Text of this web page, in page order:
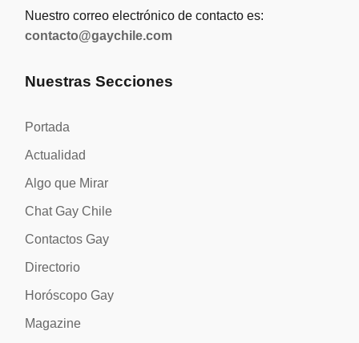
Nuestro correo electrónico de contacto es:
contacto@gaychile.com
Nuestras Secciones
Portada
Actualidad
Algo que Mirar
Chat Gay Chile
Contactos Gay
Directorio
Horóscopo Gay
Magazine